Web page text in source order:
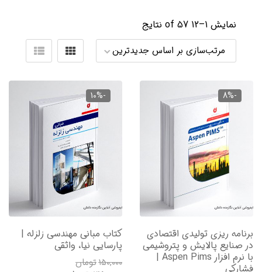
نمایش 1– 12
order
-8%
برنامه ریزی تولیدی اقتصادی
در صنایع پالایش و پتروشیمی
با نرم افزار Aspen Pims |
فشارکی
-10%
کتاب مبانی مهندسی زلزله |
پارسایی نیا، واثقی
۱۵۰,۰۰۰تومان